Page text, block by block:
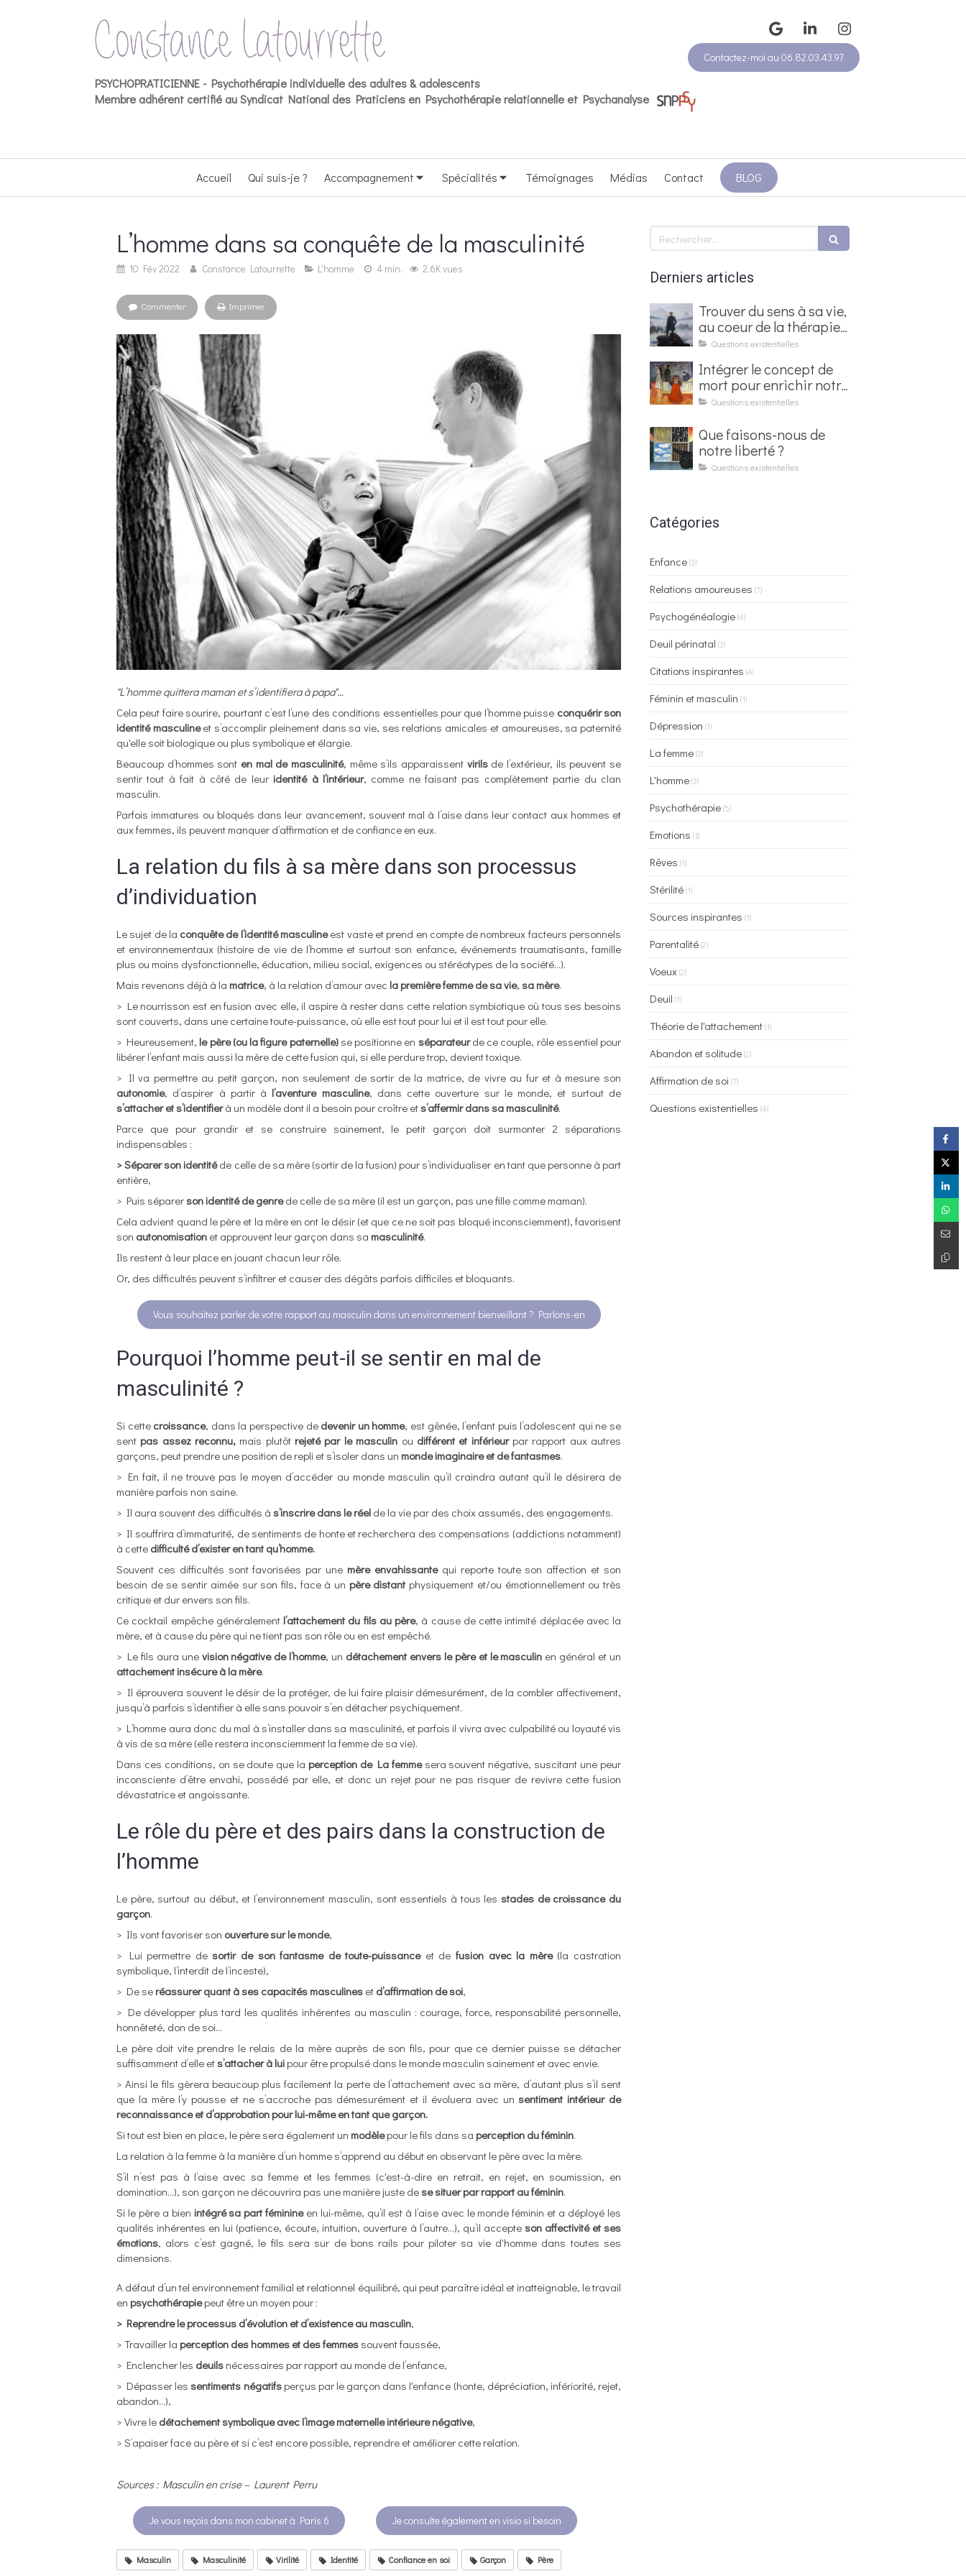
Contactez-moi au 06.82.03.43.97
PSYCHOPRATICIENNE - Psychothérapie individuelle des adultes & adolescents
Membre adhérent certifié au Syndicat National des Praticiens en Psychothérapie relationnelle et Psychanalyse
Accueil Qui suis-je ? Accompagnement Spécialités Témoignages Médias Contact BLOG
L’homme dans sa conquête de la masculinité
10 Fév 2022 Constance Latourrette L'homme 4 min. 2.6K vues
Commenter Imprimer
"L’homme quittera maman et s’identifiera à papa"…
Cela peut faire sourire, pourtant c’est l’une des conditions essentielles pour que l’homme puisse conquérirson
identité masculineet s’accomplir pleinement dans sa vie, ses relations amicales et amoureuses, sa paternité
qu'elle soit biologique ou plus symbolique et élargie.
Beaucoup d’hommes sont en mal de masculinité, même s’ils apparaissent virilsde l’extérieur, ils peuvent se
sentir tout à fait à côté de leur identité à l’intérieur, comme ne faisant pas complètement partie du clan
masculin.
Parfois immatures ou bloqués dans leur avancement, souvent mal à l’aise dans leur contact aux hommes et
aux femmes, ils peuvent manquer d’affirmation et de confiance en eux.
La relation du fils à sa mère dans son processus
d’individuation
Le sujet de la conquête de l’identité masculineest vaste et prend en compte de nombreux facteurs personnels
et environnementaux (histoire de vie de l’homme et surtout son enfance, événements traumatisants, famille
plus ou moins dysfonctionnelle, éducation, milieu social, exigences ou stéréotypes de la société…).
Mais revenons déjà à la matrice, à la relation d’amour avec la première femme de sa vie, sa mère.
> Le nourrisson est en fusion avec elle, il aspire à rester dans cette relation symbiotique où tous ses besoins
sont couverts, dans une certaine toute-puissance, où elle est tout pour lui et il est tout pour elle.
> Heureusement, le père (ou la figure paternelle)se positionne en séparateurde ce couple, rôle essentiel pour
libérer l’enfant mais aussi la mère de cette fusion qui, si elle perdure trop, devient toxique.
> Il va permettre au petit garçon, non seulement de sortir de la matrice, de vivre au fur et à mesure son
autonomie, d’aspirer à partir à l’aventure masculine, dans cette ouverture sur le monde, et surtout de
s’attacher et s’identifierà un modèle dont il a besoin pour croître ets’affermir dans sa masculinité.
Parce que pour grandir et se construire sainement, le petit garçon doit surmonter 2 séparations
indispensables :
> Séparer son identitéde celle de sa mère (sortir de la fusion) pour s’individualiser en tant que personne à part
entière,
> Puis séparerson identité de genrede celle de sa mère (il est un garçon, pas une fille comme maman).
Cela advient quand le père et la mère en ont le désir (et que ce ne soit pas bloqué inconsciemment), favorisent
son autonomisation et approuvent leur garçon dans sa masculinité.
Ils restent à leur place en jouant chacun leur rôle.
Or, des difficultés peuvent s’infiltrer et causer des dégâts parfois difficiles et bloquants.
Vous souhaitez parler de votre rapport au masculin dans un environnement bienveillant ? Parlons-en
Pourquoi l’homme peut-il se sentir en mal de
masculinité ?
Si cette croissance, dans la perspective de devenir un homme, est gênée, l’enfant puis l’adolescent qui ne se
sent pas assez reconnu, mais plutôt rejeté par le masculin ou différent et inférieurpar rapport aux autres
garçons, peut prendre une position de repli et s’isoler dans un monde imaginaire et de fantasmes.
> En fait, il ne trouve pas le moyen d’accéder au monde masculin qu’il craindra autant qu’il le désirera de
manière parfois non saine.
> Il aura souvent des difficultés à s’inscrire dans le réel de la vie par des choix assumés, des engagements.
> Il souffrira d’immaturité, de sentiments de honte et recherchera des compensations (addictions notamment)
à cette difficulté d’exister en tant qu’homme.
Souvent ces difficultés sont favorisées par une mère envahissantequi reporte toute son affection et son
besoin de se sentir aimée sur son fils, face à un père distant physiquement et/ou émotionnellement ou très
critique et dur envers son fils.
Ce cocktail empêche généralement l’attachement du fils au père, à cause de cette intimité déplacée avec la
mère, et à cause du père qui ne tient pas son rôle ou en est empêché.
> Le fils aura une vision négative de l’homme, un détachement envers le père et le masculin en général et un
attachement insécure à la mère.
> Il éprouvera souvent le désir de la protéger, de lui faire plaisir démesurément, de la combler affectivement,
jusqu’à parfois s’identifier à elle sans pouvoir s’en détacher psychiquement.
> L’homme aura donc du mal à s’installer dans sa masculinité, et parfois il vivra avec culpabilité ou loyauté vis
à vis de sa mère (elle restera inconsciemment la femme de sa vie).
Dans ces conditions, on se doute que la perception de La femmesera souvent négative, suscitant une peur
inconsciente d’être envahi, possédé par elle, et donc un rejet pour ne pas risquer de revivre cette fusion
dévastatrice et angoissante.
Le rôle du père et des pairs dans la construction de
l’homme
Le père, surtout au début, et l’environnement masculin, sont essentiels à tous les stades de croissance du
garçon.
> Ils vont favoriser son ouverture sur le monde,
> Lui permettre desortir de son fantasme de toute-puissanceet defusion avec la mère(la castration
symbolique, l’interdit de l’inceste),
> De se réassurer quant à ses capacités masculines et d’affirmation de soi,
> De développer plus tard les qualités inhérentes au masculin : courage, force, responsabilité personnelle,
honnêteté, don de soi…
Le père doit vite prendre le relais de la mère auprès de son fils, pour que ce dernier puisse se détacher
suffisamment d’elle ets’attacher à lui pour être propulsé dans le monde masculin sainement et avec envie.
> Ainsi le fils gèrera beaucoup plus facilement la perte de l’attachement avec sa mère, d’autant plus s’il sent
que la mère l’y pousse et ne s’accroche pas démesurément et il évoluera avec unsentiment intérieur de
reconnaissance et d’approbation pour lui-même en tant que garçon.
Si tout est bien en place, le père sera également un modèlepour le fils dans sa perception du féminin.
La relation à la femme à la manière d’un homme s’apprend au début en observant le père avec la mère.
S’il n’est pas à l’aise avec sa femme et les femmes (c'est-à-dire en retrait, en rejet, en soumission, en
domination…), son garçon ne découvrira pas une manière juste dese situer par rapport au féminin.
Si le père a bien intégré sa part féminine en lui-même, qu’il est à l’aise avec le monde féminin et a déployé les
qualités inhérentes en lui (patience, écoute, intuition, ouverture à l’autre…), qu’il accepte son affectivité et ses
émotions, alors c’est gagné, le fils sera sur de bons rails pour piloter sa vie d'homme dans toutes ses
dimensions.
A défaut d’un tel environnement familial et relationnel équilibré, qui peut paraître idéal et inatteignable, le travail
en psychothérapiepeut être un moyen pour :
> Reprendre le processus d’évolution et d’existence au masculin,
> Travailler la perception des hommes et des femmessouvent faussée,
> Enclencher les deuils nécessaires par rapport au monde de l’enfance,
> Dépasser lessentiments négatifsperçus par le garçon dans l'enfance (honte, dépréciation, infériorité, rejet,
abandon…),
> Vivre le détachement symbolique avec l’image maternelle intérieure négative,
> S’apaiser face au père et si c’est encore possible, reprendre et améliorer cette relation.
Sources : Masculin en crise – Laurent Perru
Je vous reçois dans mon cabinet à Paris 6 Je consulte également en visio si besoin
Masculin Masculinité Virilité Identité Confiance en soi Garçon Père
Rechercher
Derniers articles
Trouver du sens à sa vie,
au coeur de la thérapie
existentielle
Questions existentielles
Intégrer le concept de
mort pour enrichir notre
vieQuestions existentielles
Que faisons-nous de
notre liberté ?
Questions existentielles
Catégories
Enfance(3)
Relations amoureuses (7)
Psychogénéalogie(4)
Deuil périnatal (3)
Citations inspirantes (4)
Féminin et masculin (1)
Dépression (1)
La femme(3)
L'homme(3)
Psychothérapie(5)
Emotions (1)
Rêves (1)
Stérilité(1)
Sources inspirantes (1)
Parentalité(2)
Voeux(2)
Deuil (1)
Théorie de l'attachement(1)
Abandon et solitude(2)
Affirmation de soi (7)
Questions existentielles (4)